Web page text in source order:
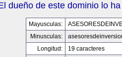
dueño de este dominio lo
Mayusculas:
Minusculas:
Longitud:
19 caracteres